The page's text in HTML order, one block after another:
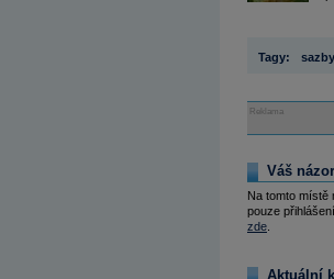
Tagy: sazby
Reklama
Váš názor
Na tomto místě
pouze
zde
Aktuální